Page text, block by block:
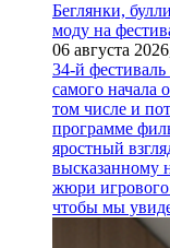
Беглянки,
моду на
06 августа
34-й
самого начала
том числе и
программе
яростный
высказанному
жюри игрового
чтобы мы